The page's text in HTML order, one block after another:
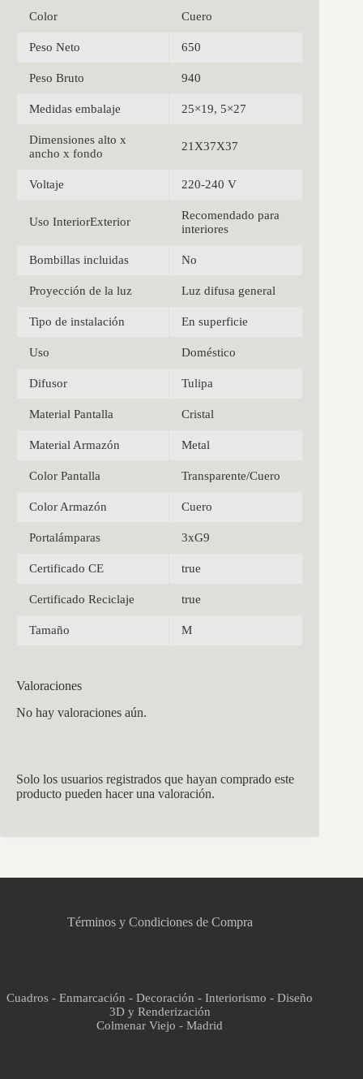
Color Cuero
Peso Neto 650
Peso Bruto 940
Medidas embalaje 25×19, 5×27
Dimensiones alto x
ancho x fondo
21X37X37
Voltaje 220-240 V
Uso InteriorExterior
Recomendado para
interiores
Bombillas incluidas No
Proyección de la luz Luz difusa general
Tipo de instalación En superficie
Uso Doméstico
Difusor Tulipa
Material Pantalla Cristal
Material Armazón Metal
Color Pantalla Transparente/Cuero
Color Armazón Cuero
Portalámparas 3xG9
Certificado CE true
Certificado Reciclaje true
Tamaño M
Valoraciones
No hay valoraciones aún.
Solo los usuarios registrados que hayan comprado este
producto pueden hacer una valoración.
Términos y Condiciones de Compra
Cuadros - Enmarcación - Decoración - Interiorismo - Diseño
3D y Renderización
Colmenar Viejo - Madrid
Asistente virtual · En línea